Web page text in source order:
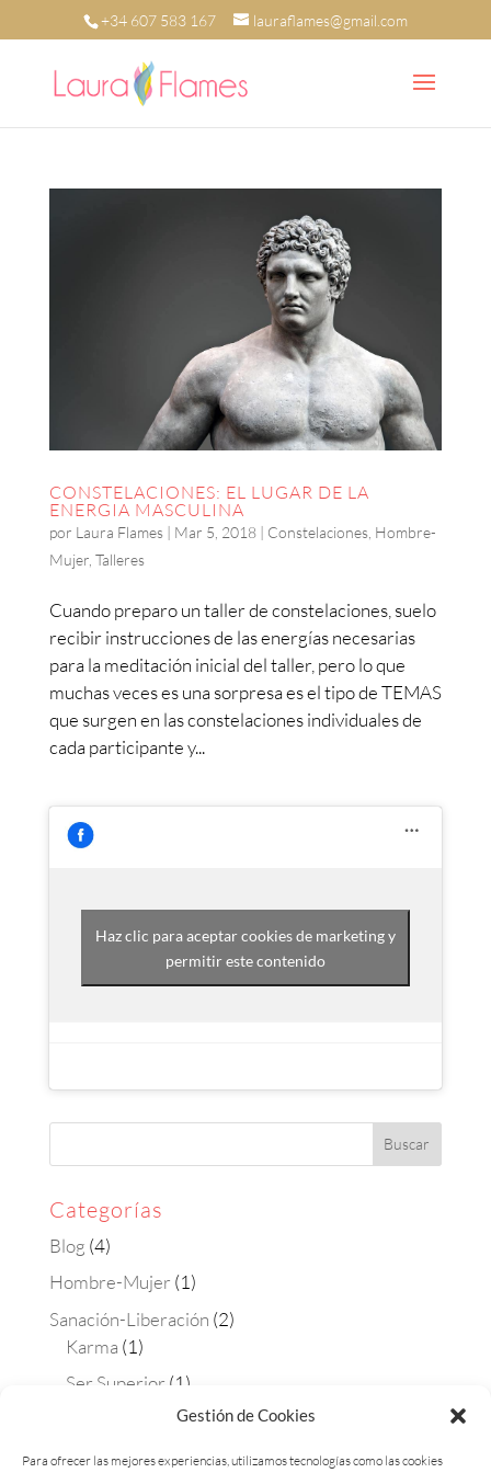
Gestión de Cookies
Para ofrecer las mejores experiencias, utilizamos tecnologías como las cookies
+34 607 583 167 lauraflames@gmail.com
CONSTELACIONES: EL LUGAR DE LA
ENERGIA MASCULINA
por Laura Flames| Mar 5, 2018| Constelaciones, Hombre-
Mujer, Talleres
Cuando preparo un taller de constelaciones, suelo
recibir instrucciones de las energías necesarias
para la meditación inicial del taller, pero lo que
muchas veces es una sorpresa es el tipo de TEMAS
que surgen en las constelaciones individuales de
cada participante y...
Haz clic para aceptar cookies de marketing y
permitir este contenido
Categorías
Blog (4)
Hombre-Mujer (1)
Sanación-Liberación (2)
Karma (1)
Ser Superior (1)